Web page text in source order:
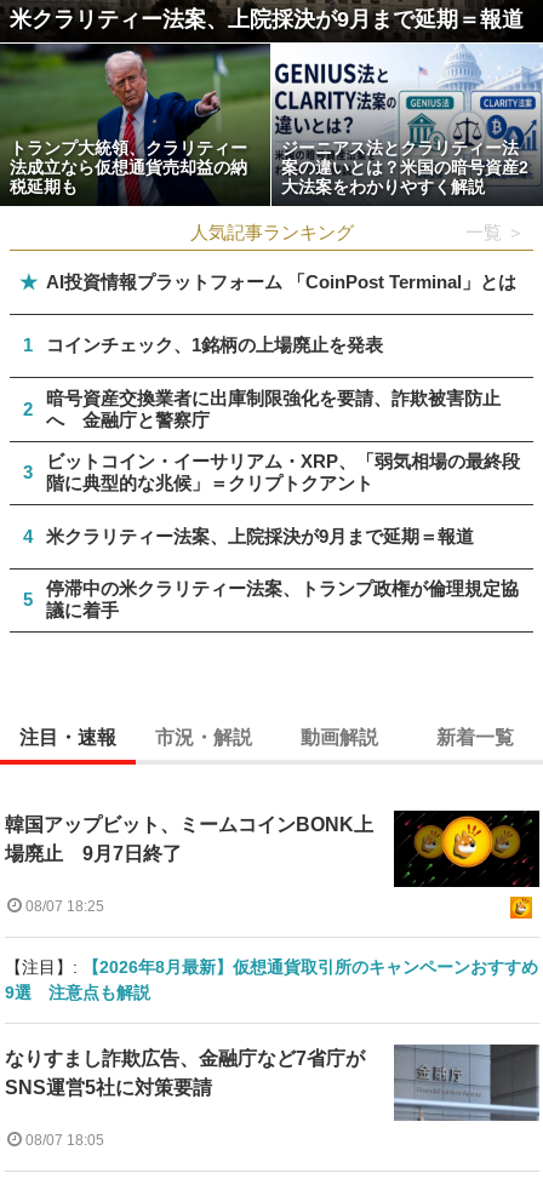
米クラリティー法案、上院採決が9月まで延期＝報道
トランプ大統領、クラリティー
法成立なら仮想通貨売却益の納
税延期も
ジーニアス法とクラリティー法
案の違いとは？米国の暗号資産2
大法案をわかりやすく解説
人気記事ランキング 一覧 ＞
★ AI投資情報プラットフォーム 「CoinPost Terminal」とは
1 コインチェック、1銘柄の上場廃止を発表
2
暗号資産交換業者に出庫制限強化を要請、詐欺被害防止
へ 金融庁と警察庁
3
ビットコイン・イーサリアム・XRP、「弱気相場の最終段
階に典型的な兆候」＝クリプトクアント
4 米クラリティー法案、上院採決が9月まで延期＝報道
5
停滞中の米クラリティー法案、トランプ政権が倫理規定協
議に着手
注目・速報 市況・解説 動画解説 新着一覧
韓国アップビット、ミームコインBONK上
場廃止 9月7日終了
08/07 18:25
【注目】:
【2026年8月最新】仮想通貨取引所のキャンペーンおすすめ
9選 注意点も解説
なりすまし詐欺広告、金融庁など7省庁が
SNS運営5社に対策要請
08/07 18:05